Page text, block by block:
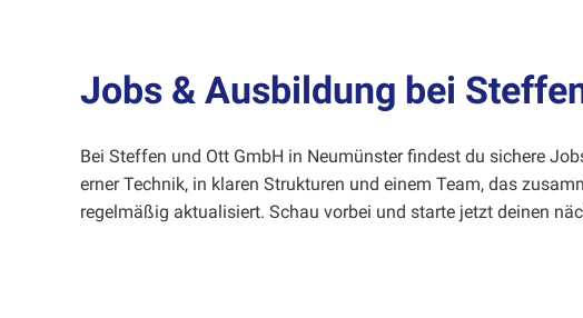
Jobs & Ausbildung bei
Bei Stef­fen und Ott GmbH in Neumün­ster find­est du sichere
ern­er Tech­nik, in klaren Struk­turen und einem Team, das
regelmäßig aktu­al­isiert. Schau vor­bei und starte jet­zt deinen